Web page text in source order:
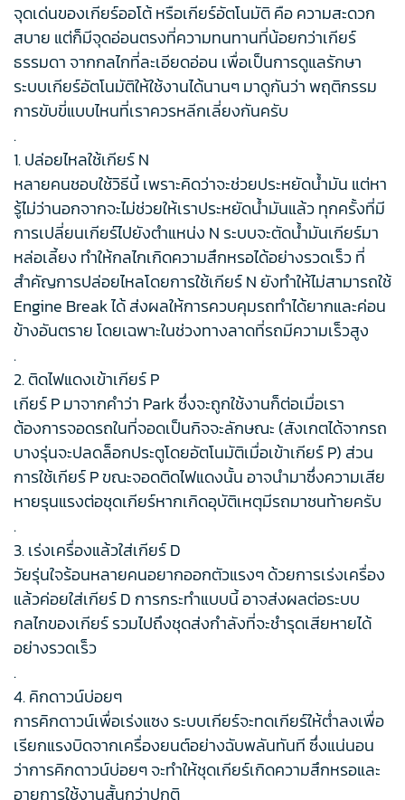
จุดเด่นของเกียร์ออโต้ หรือเกียร์อัตโนมัติ คือ ความสะดวก
สบาย แต่ก็มีจุดอ่อนตรงที่ความทนทานที่น้อยกว่าเกียร์
ธรรมดา จากกลไกที่ละเอียดอ่อน เพื่อเป็นการดูแลรักษา
ระบบเกียร์อัตโนมัติให้ใช้งานได้นานๆ มาดูกันว่า พฤติกรรม
การขับขี่แบบไหนที่เราควรหลีกเลี่ยงกันครับ
.
1. ปล่อยไหลใช้เกียร์ N
หลายคนชอบใช้วิธีนี้ เพราะคิดว่าจะช่วยประหยัดน้ำมัน แต่หา
รู้ไม่ว่านอกจากจะไม่ช่วยให้เราประหยัดน้ำมันแล้ว ทุกครั้งที่มี
การเปลี่ยนเกียร์ไปยังตำแหน่ง N ระบบจะตัดน้ำมันเกียร์มา
หล่อเลี้ยง ทำให้กลไกเกิดความสึกหรอได้อย่างรวดเร็ว ที่
สำคัญการปล่อยไหลโดยการใช้เกียร์ N ยังทำให้ไม่สามารถใช้
Engine Break ได้ ส่งผลให้การควบคุมรถทำได้ยากและค่อน
ข้างอันตราย โดยเฉพาะในช่วงทางลาดที่รถมีความเร็วสูง
.
2. ติดไฟแดงเข้าเกียร์ P
เกียร์ P มาจากคำว่า Park ซึ่งจะถูกใช้งานก็ต่อเมื่อเรา
ต้องการจอดรถในที่จอดเป็นกิจจะลักษณะ (สังเกตได้จากรถ
บางรุ่นจะปลดล็อกประตูโดยอัตโนมัติเมื่อเข้าเกียร์ P) ส่วน
การใช้เกียร์ P ขณะจอดติดไฟแดงนั้น อาจนำมาซึ่งความเสีย
หายรุนแรงต่อชุดเกียร์หากเกิดอุบัติเหตุมีรถมาชนท้ายครับ
.
3. เร่งเครื่องแล้วใส่เกียร์ D
วัยรุ่นใจร้อนหลายคนอยากออกตัวแรงๆ ด้วยการเร่งเครื่อง
แล้วค่อยใส่เกียร์ D การกระทำแบบนี้ อาจส่งผลต่อระบบ
กลไกของเกียร์ รวมไปถึงชุดส่งกำลังที่จะชำรุดเสียหายได้
อย่างรวดเร็ว
.
4. คิกดาวน์บ่อยๆ
การคิกดาวน์เพื่อเร่งแซง ระบบเกียร์จะทดเกียร์ให้ต่ำลงเพื่อ
เรียกแรงบิดจากเครื่องยนต์อย่างฉับพลันทันที ซึ่งแน่นอน
ว่าการคิกดาวน์บ่อยๆ จะทำให้ชุดเกียร์เกิดความสึกหรอและ
อายุการใช้งานสั้นกว่าปกติ